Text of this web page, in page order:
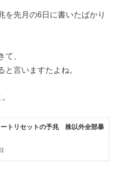
を先月の6日に書いたばかり
て、
と言いますたよね。
ートリセットの予兆 株以外全部暴